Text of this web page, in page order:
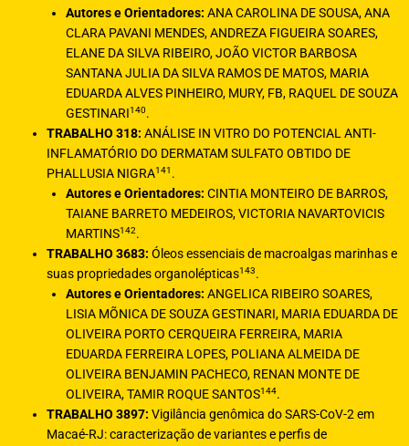
Autores e Orientadores: ANA CAROLINA DE SOUSA, ANA
CLARA PAVANI MENDES, ANDREZA FIGUEIRA SOARES,
ELANE DA SILVA RIBEIRO, JOÃO VICTOR BARBOSA
SANTANA JULIA DA SILVA RAMOS DE MATOS, MARIA
EDUARDA ALVES PINHEIRO, MURY, FB, RAQUEL DE SOUZA
GESTINARI140.
TRABALHO 318: ANÁLISE IN VITRO DO POTENCIAL ANTI-
INFLAMATÓRIO DO DERMATAM SULFATO OBTIDO DE
PHALLUSIA NIGRA141 .
Autores e Orientadores: CINTIA MONTEIRO DE BARROS,
TAIANE BARRETO MEDEIROS, VICTORIA NAVARTOVICIS
MARTINS142.
TRABALHO 3683: Óleos essenciais de macroalgas marinhas e
suas propriedades organolépticas143.
Autores e Orientadores: ANGELICA RIBEIRO SOARES,
LISIA MÕNICA DE SOUZA GESTINARI, MARIA EDUARDA DE
OLIVEIRA PORTO CERQUEIRA FERREIRA, MARIA
EDUARDA FERREIRA LOPES, POLIANA ALMEIDA DE
OLIVEIRA BENJAMIN PACHECO, RENAN MONTE DE
OLIVEIRA, TAMIR ROQUE SANTOS144.
TRABALHO 3897: Vigilância genômica do SARS-CoV-2 em
Macaé-RJ: caracterização de variantes e perfis de